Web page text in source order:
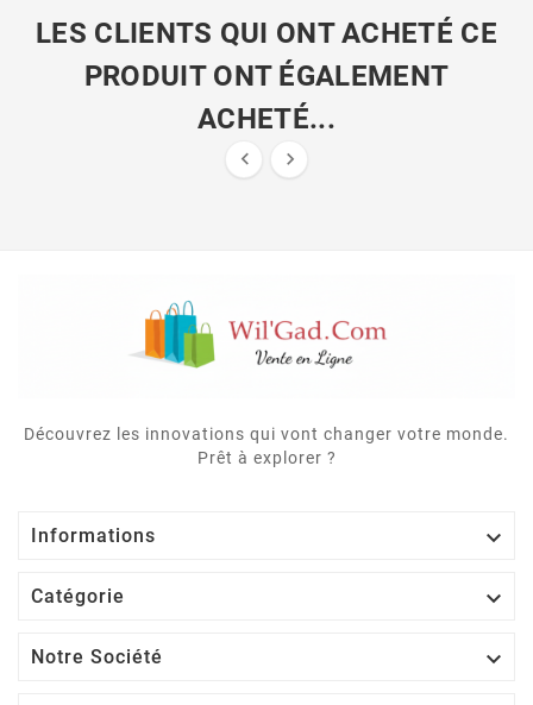
LES CLIENTS QUI ONT ACHETÉ CE
PRODUIT ONT ÉGALEMENT
ACHETÉ...
 
Découvrez les innovations qui vont changer votre monde.
Prêt à explorer ?
Informations 
Catégorie 
Notre Société 